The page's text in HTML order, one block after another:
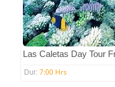
Las Caletas Day Tour
Dur: 7:00 Hrs